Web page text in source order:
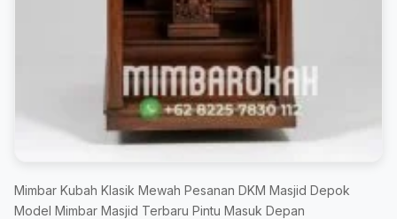
Mimbar Kubah Klasik Mewah Pesanan DKM Masjid Depok
Model Mimbar Masjid Terbaru Pintu Masuk Depan